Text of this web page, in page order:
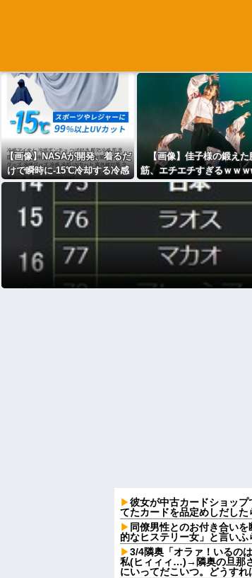
【画像】NASAが開発、着るだ
けで瞬時に-15℃冷却する冷感
ポンチョ3,980円！
【画像】佳子様の鍛えた
筋、エチエチすぎるｗｗ
ｗｗｗｗｗｗｗ
彼女が中古カードショッ
てたカードを品定めしだし
同僚男性とのお付き合い
的なヒステリー女」と言いふ
3/4隣奥「オラァ！いるの
私(ヒィィィ…)→隣奥の旦那
にいってだこいつ。どうす